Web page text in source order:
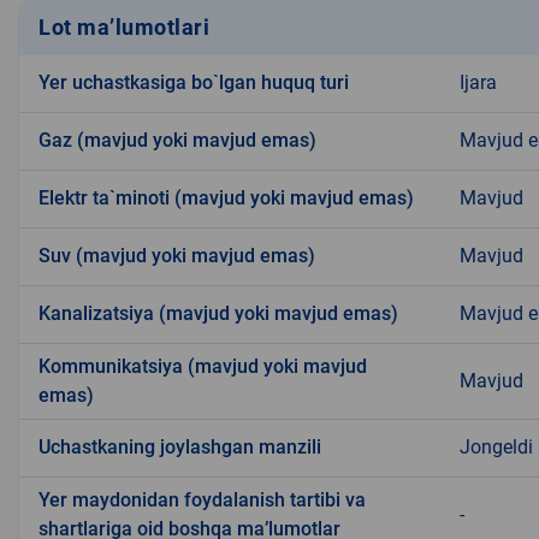
Lot ma’lumotlari
Yer uchastkasiga bo`lgan huquq turi Ijara
Gaz (mavjud yoki mavjud emas) Mavjud
Elektr ta`minoti (mavjud yoki mavjud emas) Mavjud
Suv (mavjud yoki mavjud emas) Mavjud
Kanalizatsiya (mavjud yoki mavjud emas) Mavjud
Kommunikatsiya (mavjud yoki mavjud
emas)
Mavjud
Uchastkaning joylashgan manzili Jongeldi
Yer maydonidan foydalanish tartibi va
shartlariga oid boshqa ma’lumotlar
-